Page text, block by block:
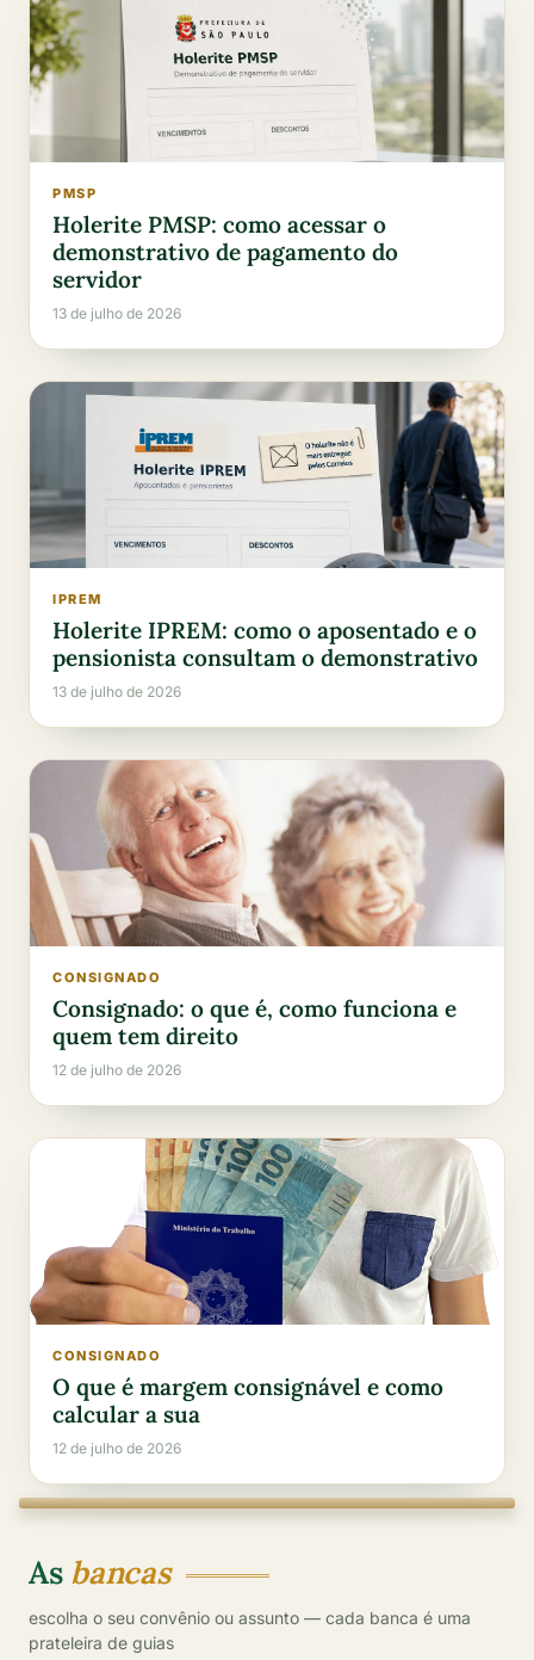
PMSP
Holerite PMSP: como acessar o
demonstrativo de pagamento do
servidor
13 de julho de 2026
IPREM
Holerite IPREM: como o aposentado e o
pensionista consultam o demonstrativo
13 de julho de 2026
CONSIGNADO
Consignado: o que é, como funciona e
quem tem direito
12 de julho de 2026
CONSIGNADO
O que é margem consignável e como
calcular a sua
12 de julho de 2026
As bancas
escolha o seu convênio ou assunto — cada banca é uma
prateleira de guias